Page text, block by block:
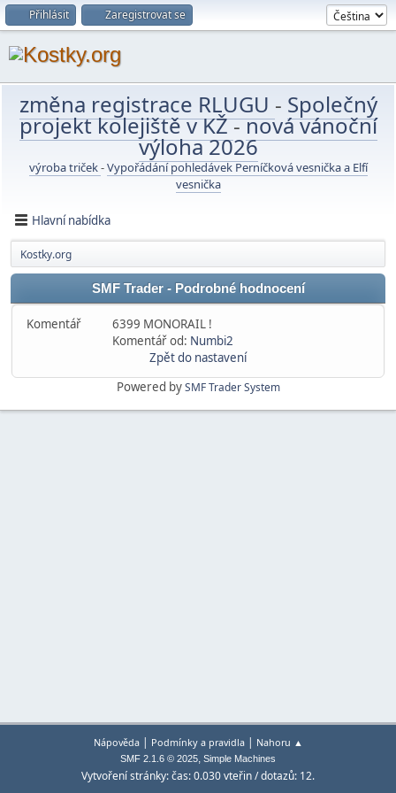
Přihlásit Zaregistrovat se
změna registrace RLUGU - Společný
projekt kolejiště v KŽ-nová vánoční
výloha 2026
výroba triček-Vypořádání pohledávek Perníčková vesnička a Elfí
vesnička
Hlavní nabídka
Kostky.org
SMF Trader - Podrobné hodnocení
Komentář
6399 MONORAIL !
Komentář od: Numbi2
Zpět do nastavení
Powered bySMF Trader System
Nápověda| Podmínky a pravidla| Nahoru ▲
SMF 2.1.6 © 2025, Simple Machines
Vytvoření stránky: čas: 0.030 vteřin / dotazů: 12.